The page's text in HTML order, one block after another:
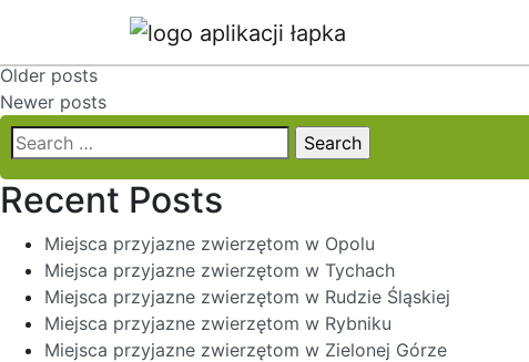
Miska
Posts
navigation
Older posts
Newer posts
Search
for:
Recent Posts
Miejsca przyjazne zwierzętom w Opolu
Miejsca przyjazne zwierzętom w Tychach
Miejsca przyjazne zwierzętom w Rudzie Śląskiej
Miejsca przyjazne zwierzętom w Rybniku
Miejsca przyjazne zwierzętom w Zielonej Górze